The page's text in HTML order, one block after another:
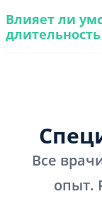
Влияет ли
Все
опыт.